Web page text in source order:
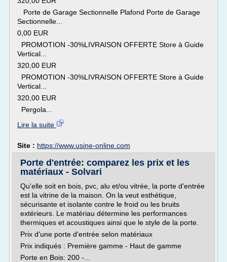
Porte de Garage Sectionnelle Plafond Porte de Garage
Sectionnelle...
0,00 EUR
PROMOTION -30%LIVRAISON OFFERTE Store à Guide
Vertical...
320,00 EUR
PROMOTION -30%LIVRAISON OFFERTE Store à Guide
Vertical...
320,00 EUR
Pergola...
Lire la suite
Site : https://www.usine-online.com
Porte d'entrée: comparez les prix et les
matériaux - Solvari
Qu'elle soit en bois, pvc, alu et/ou vitrée, la porte d'entrée
est la vitrine de la maison. On la veut esthétique,
sécurisante et isolante contre le froid ou les bruits
extérieurs. Le matériau détermine les performances
thermiques et acoustiques ainsi que le style de la porte.
Prix d'une porte d'entrée selon matériaux
Prix indiqués : Première gamme - Haut de gamme
Porte en Bois: 200 -...